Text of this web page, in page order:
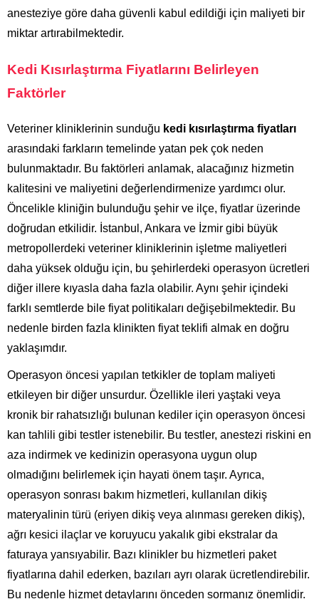
anesteziye göre daha güvenli kabul edildiği için maliyeti bir
miktar artırabilmektedir.
Kedi Kısırlaştırma Fiyatlarını Belirleyen
Faktörler
Veteriner kliniklerinin sunduğu kedi kısırlaştırma fiyatları
arasındaki farkların temelinde yatan pek çok neden
bulunmaktadır. Bu faktörleri anlamak, alacağınız hizmetin
kalitesini ve maliyetini değerlendirmenize yardımcı olur.
Öncelikle kliniğin bulunduğu şehir ve ilçe, fiyatlar üzerinde
doğrudan etkilidir. İstanbul, Ankara ve İzmir gibi büyük
metropollerdeki veteriner kliniklerinin işletme maliyetleri
daha yüksek olduğu için, bu şehirlerdeki operasyon ücretleri
diğer illere kıyasla daha fazla olabilir. Aynı şehir içindeki
farklı semtlerde bile fiyat politikaları değişebilmektedir. Bu
nedenle birden fazla klinikten fiyat teklifi almak en doğru
yaklaşımdır.
Operasyon öncesi yapılan tetkikler de toplam maliyeti
etkileyen bir diğer unsurdur. Özellikle ileri yaştaki veya
kronik bir rahatsızlığı bulunan kediler için operasyon öncesi
kan tahlili gibi testler istenebilir. Bu testler, anestezi riskini en
aza indirmek ve kedinizin operasyona uygun olup
olmadığını belirlemek için hayati önem taşır. Ayrıca,
operasyon sonrası bakım hizmetleri, kullanılan dikiş
materyalinin türü (eriyen dikiş veya alınması gereken dikiş),
ağrı kesici ilaçlar ve koruyucu yakalık gibi ekstralar da
faturaya yansıyabilir. Bazı klinikler bu hizmetleri paket
fiyatlarına dahil ederken, bazıları ayrı olarak ücretlendirebilir.
Bu nedenle hizmet detaylarını önceden sormanız önemlidir.